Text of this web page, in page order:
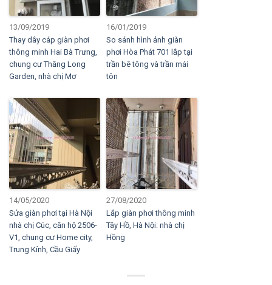
13/09/2019
Thay dây cáp giàn phơi
thông minh Hai Bà Trưng,
chung cư Thăng Long
Garden, nhà chị Mơ
16/01/2019
So sánh hình ảnh giàn
phơi Hòa Phát 701 lắp tại
trần bê tông và trần mái
tôn
14/05/2020
Sửa giàn phơi tại Hà Nội
nhà chị Cúc, căn hộ 2506-
V1, chung cư Home city,
Trung Kính, Cầu Giấy
27/08/2020
Lắp giàn phơi thông minh
Tây Hồ, Hà Nội: nhà chị
Hồng